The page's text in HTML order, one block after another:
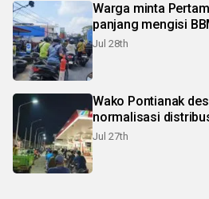
Warga minta
panjang mengisi
Jul 28th
Wako Pontianak
normalisasi
Jul 27th